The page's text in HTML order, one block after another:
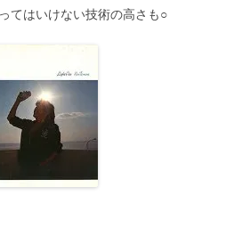
てはいけない技術の高さも○